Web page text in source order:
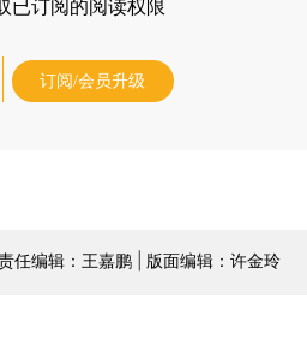
已订阅的阅读权限
订阅/会员升级
任编辑：王嘉鹏 | 版面编辑：许金玲